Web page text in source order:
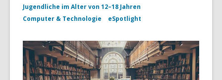
Jugendliche im Alter von 12–18 Jahren
Computer & Technologie
eSpotlight